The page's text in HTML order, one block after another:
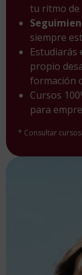
tu ritmo de
siempre
Estudiarás
propio
formación
Cursos
para
* Consultar